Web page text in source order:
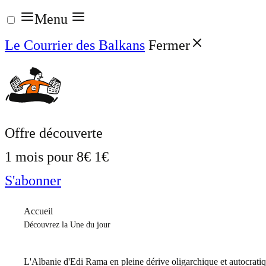
Aller
au
contenu
Menu
Le Courrier des Balkans Fermer
Offre découverte
1 mois pour 8€ 1€
S'abonner
Accueil
Découvrez la Une du jour
L'Albanie d'Edi Rama en pleine dérive oligarchique et